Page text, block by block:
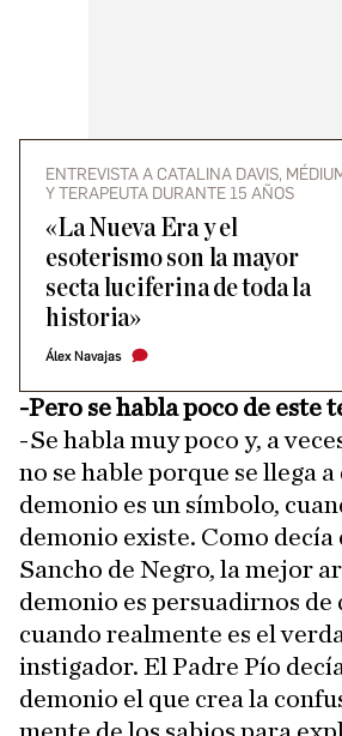
ENTREVISTA A CATALINA DAVIS,
Y TERAPEUTA DURANTE 15 AÑOS
«La Nueva Era y el
esoterismo son la mayor
secta luciferina de toda la
historia»
Álex Navajas
-Pero se habla poco de este
-Se habla muy poco y, a
no se hable porque se llega a
demonio es un símbolo,
demonio existe. Como decía
Sancho de Negro, la mejor
demonio es persuadirnos de
cuando realmente es el
instigador. El Padre Pío
demonio el que crea la